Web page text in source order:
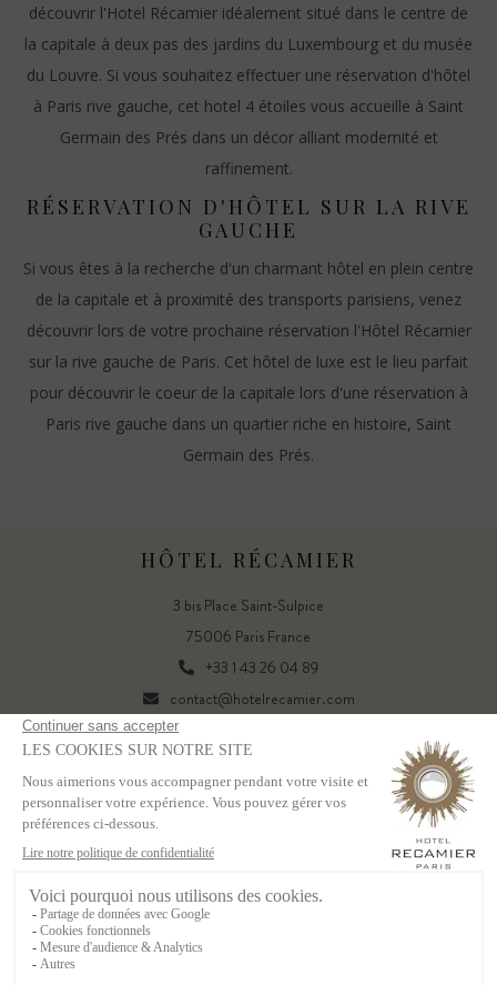
découvrir l'Hotel Récamier idéalement situé dans le centre de
la capitale à deux pas des jardins du Luxembourg et du musée
du Louvre. Si vous souhaitez effectuer une réservation d'hôtel
à Paris rive gauche, cet hotel 4 étoiles vous accueille à Saint
Germain des Prés dans un décor alliant modernité et
raffinement.
RÉSERVATION D'HÔTEL SUR LA RIVE
GAUCHE
Si vous êtes à la recherche d'un charmant hôtel en plein centre
de la capitale et à proximité des transports parisiens, venez
découvrir lors de votre prochaine réservation l'Hôtel Récamier
sur la rive gauche de Paris. Cet hôtel de luxe est le lieu parfait
pour découvrir le coeur de la capitale lors d'une réservation à
Paris rive gauche dans un quartier riche en histoire, Saint
Germain des Prés.
HÔTEL RÉCAMIER
3 bis Place Saint-Sulpice
75006 Paris France
+33 1 43 26 04 89
contact@hotelrecamier.com
Powered by